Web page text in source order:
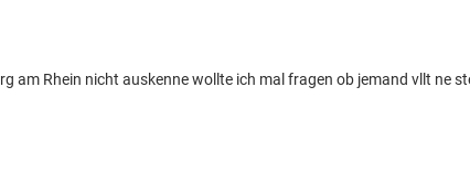
am Rhein nicht auskenne wollte ich mal fragen ob jemand vllt ne